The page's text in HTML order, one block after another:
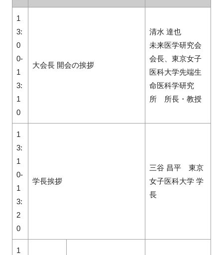
1
3:
0
0-
1
3:
1
0
大会長 開会の挨拶
清水 達也
未来医学研究会
会長、東京女子
医科大学先端生
命医科学研究
所 所長・教授
1
3:
1
0-
1
3:
2
0
学長挨拶
三谷 昌平 東京
女子医科大学 学
長
1